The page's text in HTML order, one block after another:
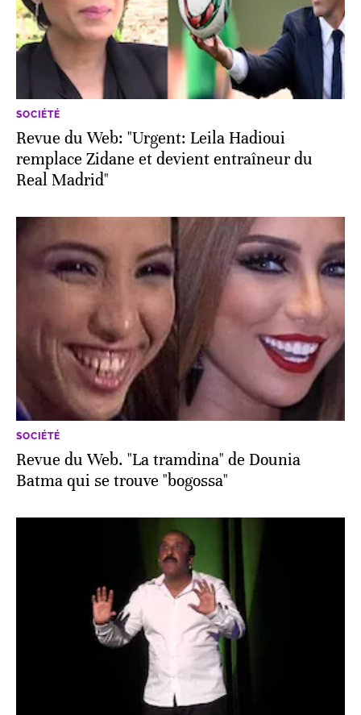
SOCIÉTÉ
Revue du Web: "Urgent: Leila Hadioui
remplace Zidane et devient entraîneur du
Real Madrid"
SOCIÉTÉ
Revue du Web. "La tramdina" de Dounia
Batma qui se trouve "bogossa"